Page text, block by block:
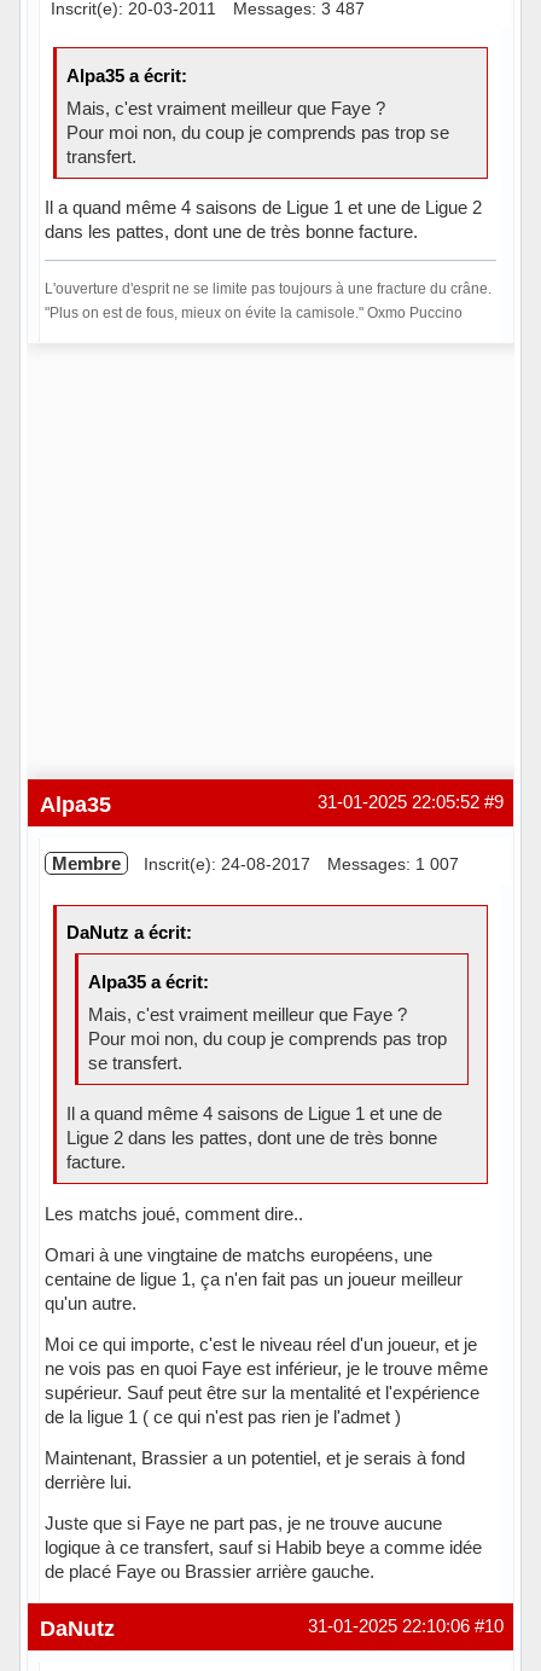
Inscrit(e): 20-03-2011 Messages: 3 487
Alpa35 a écrit:
Mais, c'est vraiment meilleur que Faye ?
Pour moi non, du coup je comprends pas trop se
transfert.
Il a quand même 4 saisons de Ligue 1 et une de Ligue 2
dans les pattes, dont une de très bonne facture.
L'ouverture d'esprit ne se limite pas toujours à une fracture du crâne.
"Plus on est de fous, mieux on évite la camisole." Oxmo Puccino
#9
31-01-2025 22:05:52
Alpa35
Membre Inscrit(e): 24-08-2017 Messages: 1 007
DaNutz a écrit:
Alpa35 a écrit:
Mais, c'est vraiment meilleur que Faye ?
Pour moi non, du coup je comprends pas trop
se transfert.
Il a quand même 4 saisons de Ligue 1 et une de
Ligue 2 dans les pattes, dont une de très bonne
facture.
Les matchs joué, comment dire..
Omari à une vingtaine de matchs européens, une
centaine de ligue 1, ça n'en fait pas un joueur meilleur
qu'un autre.
Moi ce qui importe, c'est le niveau réel d'un joueur, et je
ne vois pas en quoi Faye est inférieur, je le trouve même
supérieur. Sauf peut être sur la mentalité et l'expérience
de la ligue 1 ( ce qui n'est pas rien je l'admet )
Maintenant, Brassier a un potentiel, et je serais à fond
derrière lui.
Juste que si Faye ne part pas, je ne trouve aucune
logique à ce transfert, sauf si Habib beye a comme idée
de placé Faye ou Brassier arrière gauche.
Hors ligne #10
31-01-2025 22:10:06
DaNutz